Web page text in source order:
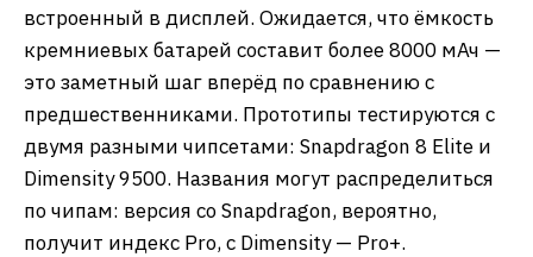
встроенный в дисплей. Ожидается, что ёмкость
кремниевых батарей составит более 8000 мАч —
это заметный шаг вперёд по сравнению с
предшественниками. Прототипы тестируются с
двумя разными чипсетами: Snapdragon 8 Elite и
Dimensity 9500. Названия могут распределиться
по чипам: версия со Snapdragon, вероятно,
получит индекс Pro, с Dimensity — Pro+.